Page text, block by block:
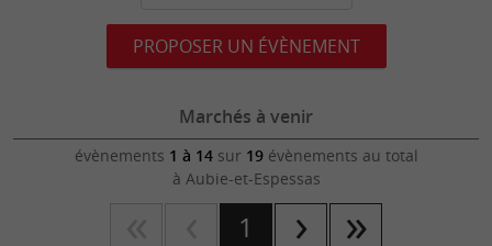
PROPOSER UN ÉVÈNEMENT
Marchés à venir
évènements 1 à 14sur 19évènements au total
à Aubie-et-Espessas
1